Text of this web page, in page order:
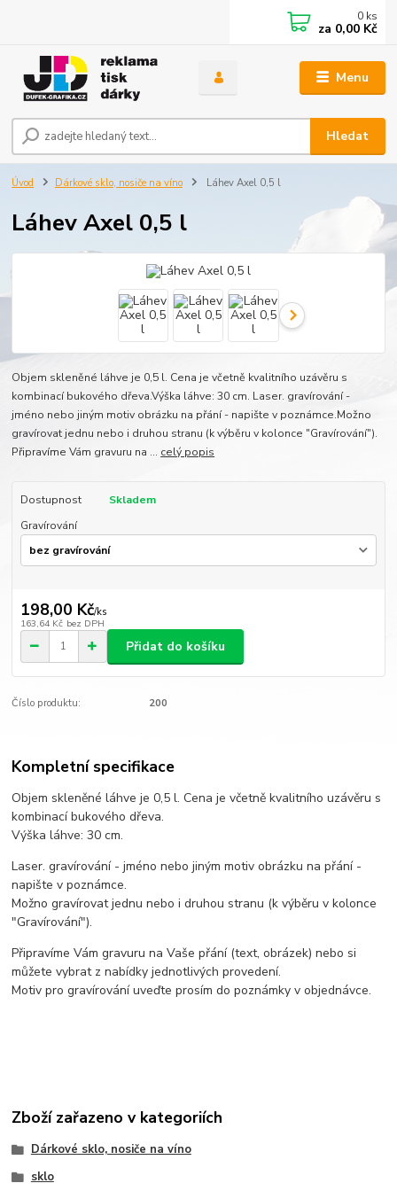
Menu
Hledat
0 ks
za 0,00 Kč
Úvod Dárkové sklo, nosiče na víno Láhev Axel 0,5 l
Láhev Axel 0,5 l
Objem skleněné láhve je 0,5 l. Cena je včetně kvalitního uzávěru s
kombinací bukového dřeva.Výška láhve: 30 cm. Laser. gravírování -
jméno nebo jiným motiv obrázku na přání - napište v poznámce.Možno
gravírovat jednu nebo i druhou stranu (k výběru v kolonce "Gravírování").
Připravíme Vám gravuru na ... celý popis
Dostupnost
Skladem
Gravírování
198,00 Kč/ks
163,64 Kč bez DPH
Přidat do košíku
Číslo produktu: 200
Kompletní specifikace
Objem skleněné láhve je 0,5 l. Cena je včetně kvalitního uzávěru s
kombinací bukového dřeva.
Výška láhve: 30 cm.
Laser. gravírování - jméno nebo jiným motiv obrázku na přání -
napište v poznámce.
Možno gravírovat jednu nebo i druhou stranu (k výběru v kolonce
"Gravírování").
Připravíme Vám gravuru na Vaše přání (text, obrázek) nebo si
můžete vybrat z nabídky jednotlivých provedení.
Motiv pro gravírování uveďte prosím do poznámky v objednávce.
Zboží zařazeno v kategoriích
Dárkové sklo, nosiče na víno
sklo